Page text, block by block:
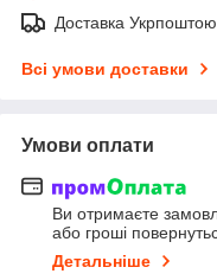
Доставка Укрпоштою
Всі умови доставки
Умови оплати
Ви отримаєте
або гроші
Детальніше